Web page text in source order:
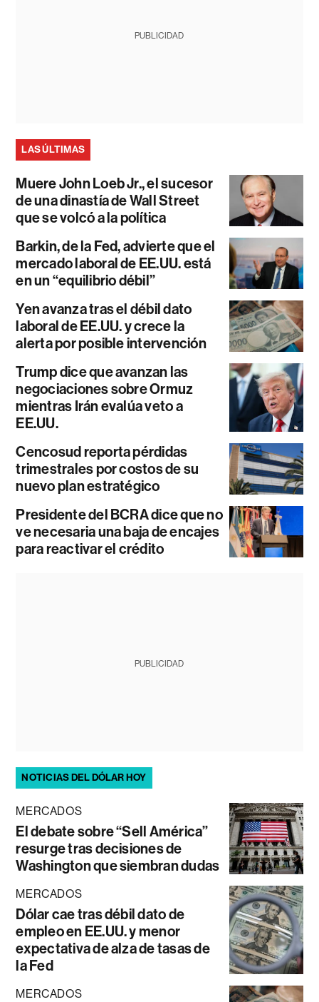
PUBLICIDAD
LAS ÚLTIMAS
Muere John Loeb Jr., el sucesor
de una dinastía de Wall Street
que se volcó a la política
Barkin, de la Fed, advierte que el
mercado laboral de EE.UU. está
en un “equilibrio débil”
Yen avanza tras el débil dato
laboral de EE.UU. y crece la
alerta por posible intervención
Trump dice que avanzan las
negociaciones sobre Ormuz
mientras Irán evalúa veto a
EE.UU.
Cencosud reporta pérdidas
trimestrales por costos de su
nuevo plan estratégico
Presidente del BCRA dice que no
ve necesaria una baja de encajes
para reactivar el crédito
PUBLICIDAD
NOTICIAS DEL DÓLAR HOY
MERCADOS
El debate sobre “Sell América”
resurge tras decisiones de
Washington que siembran dudas
MERCADOS
Dólar cae tras débil dato de
empleo en EE.UU. y menor
expectativa de alza de tasas de
la Fed
MERCADOS